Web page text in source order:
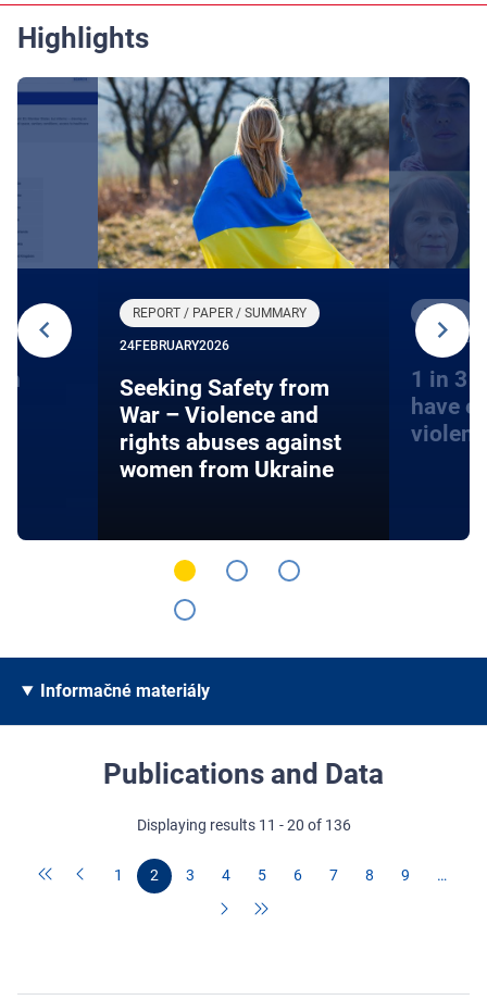
Highlights
REPORT / PAPER / SUMMARY
24FEBRUARY2026
Seeking Safety from
War – Violence and
rights abuses against
women from Ukraine
VIDEO
15
1 in 3
have
Informačné materiály
Publications and Data
Displaying results 11 - 20 of 136
1 2 3 4 5 6 7 8 9 …